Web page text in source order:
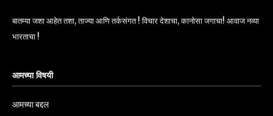
बातम्या जशा आहेत तशा, ताज्या आणि तर्कसंगत ! विचार देशाचा, कानोसा जगाचा! आवाज नव्या
भारताचा !
आमच्या विषयी
आमच्या बद्दल